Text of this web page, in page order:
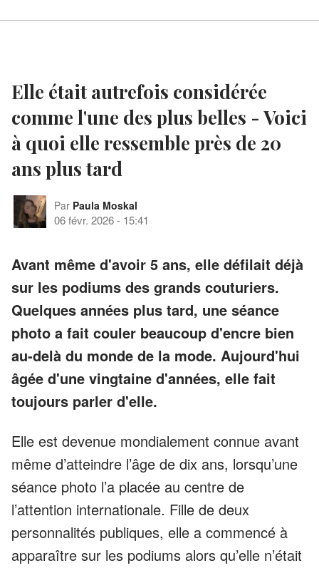
Elle était autrefois considérée
comme l'une des plus belles - Voici
à quoi elle ressemble près de 20
ans plus tard
Par Paula Moskal
06 févr. 2026- 15:41
Avant même d'avoir 5 ans, elle défilait déjà
sur les podiums des grands couturiers.
Quelques années plus tard, une séance
photo a fait couler beaucoup d'encre bien
au-delà du monde de la mode. Aujourd'hui
âgée d'une vingtaine d'années, elle fait
toujours parler d'elle.
Elle est devenue mondialement connue avant
même d’atteindre l’âge de dix ans, lorsqu’une
séance photo l’a placée au centre de
l’attention internationale. Fille de deux
personnalités publiques, elle a commencé à
apparaître sur les podiums alors qu’elle n’était